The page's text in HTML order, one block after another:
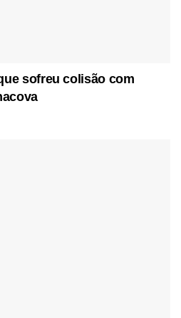
sofreu colisão com